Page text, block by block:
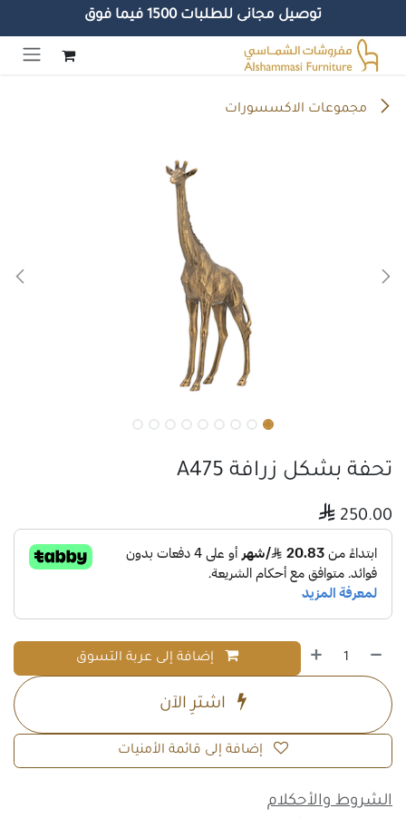
توصيل مجانى للطلبات 1500 فيما فوق
تخطي للذهاب إلى المحتوى
مجموعات الاكسسورات
تحفة بشكل زرافة A475
250.00
إضافة إلى عربة التسوق
اشترِ الآن
إضافة إلى قائمة الأمنيات
الشروط والأحكلام